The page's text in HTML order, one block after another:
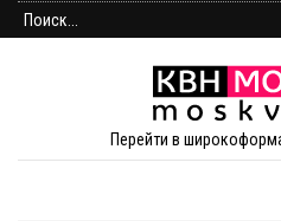
Перейти в